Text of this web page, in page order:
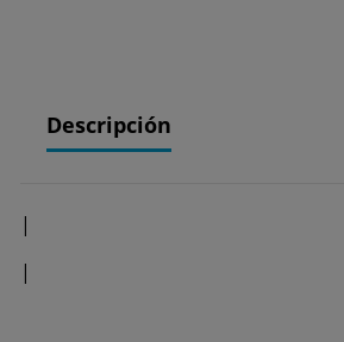
Descripción
|
|